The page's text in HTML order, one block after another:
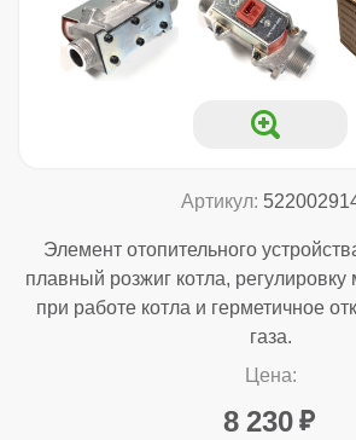
Артикул:
Элемент отопительного
плавный розжиг котла, регулировку
при работе котла и герметичное
газа.
Цена:
8 230